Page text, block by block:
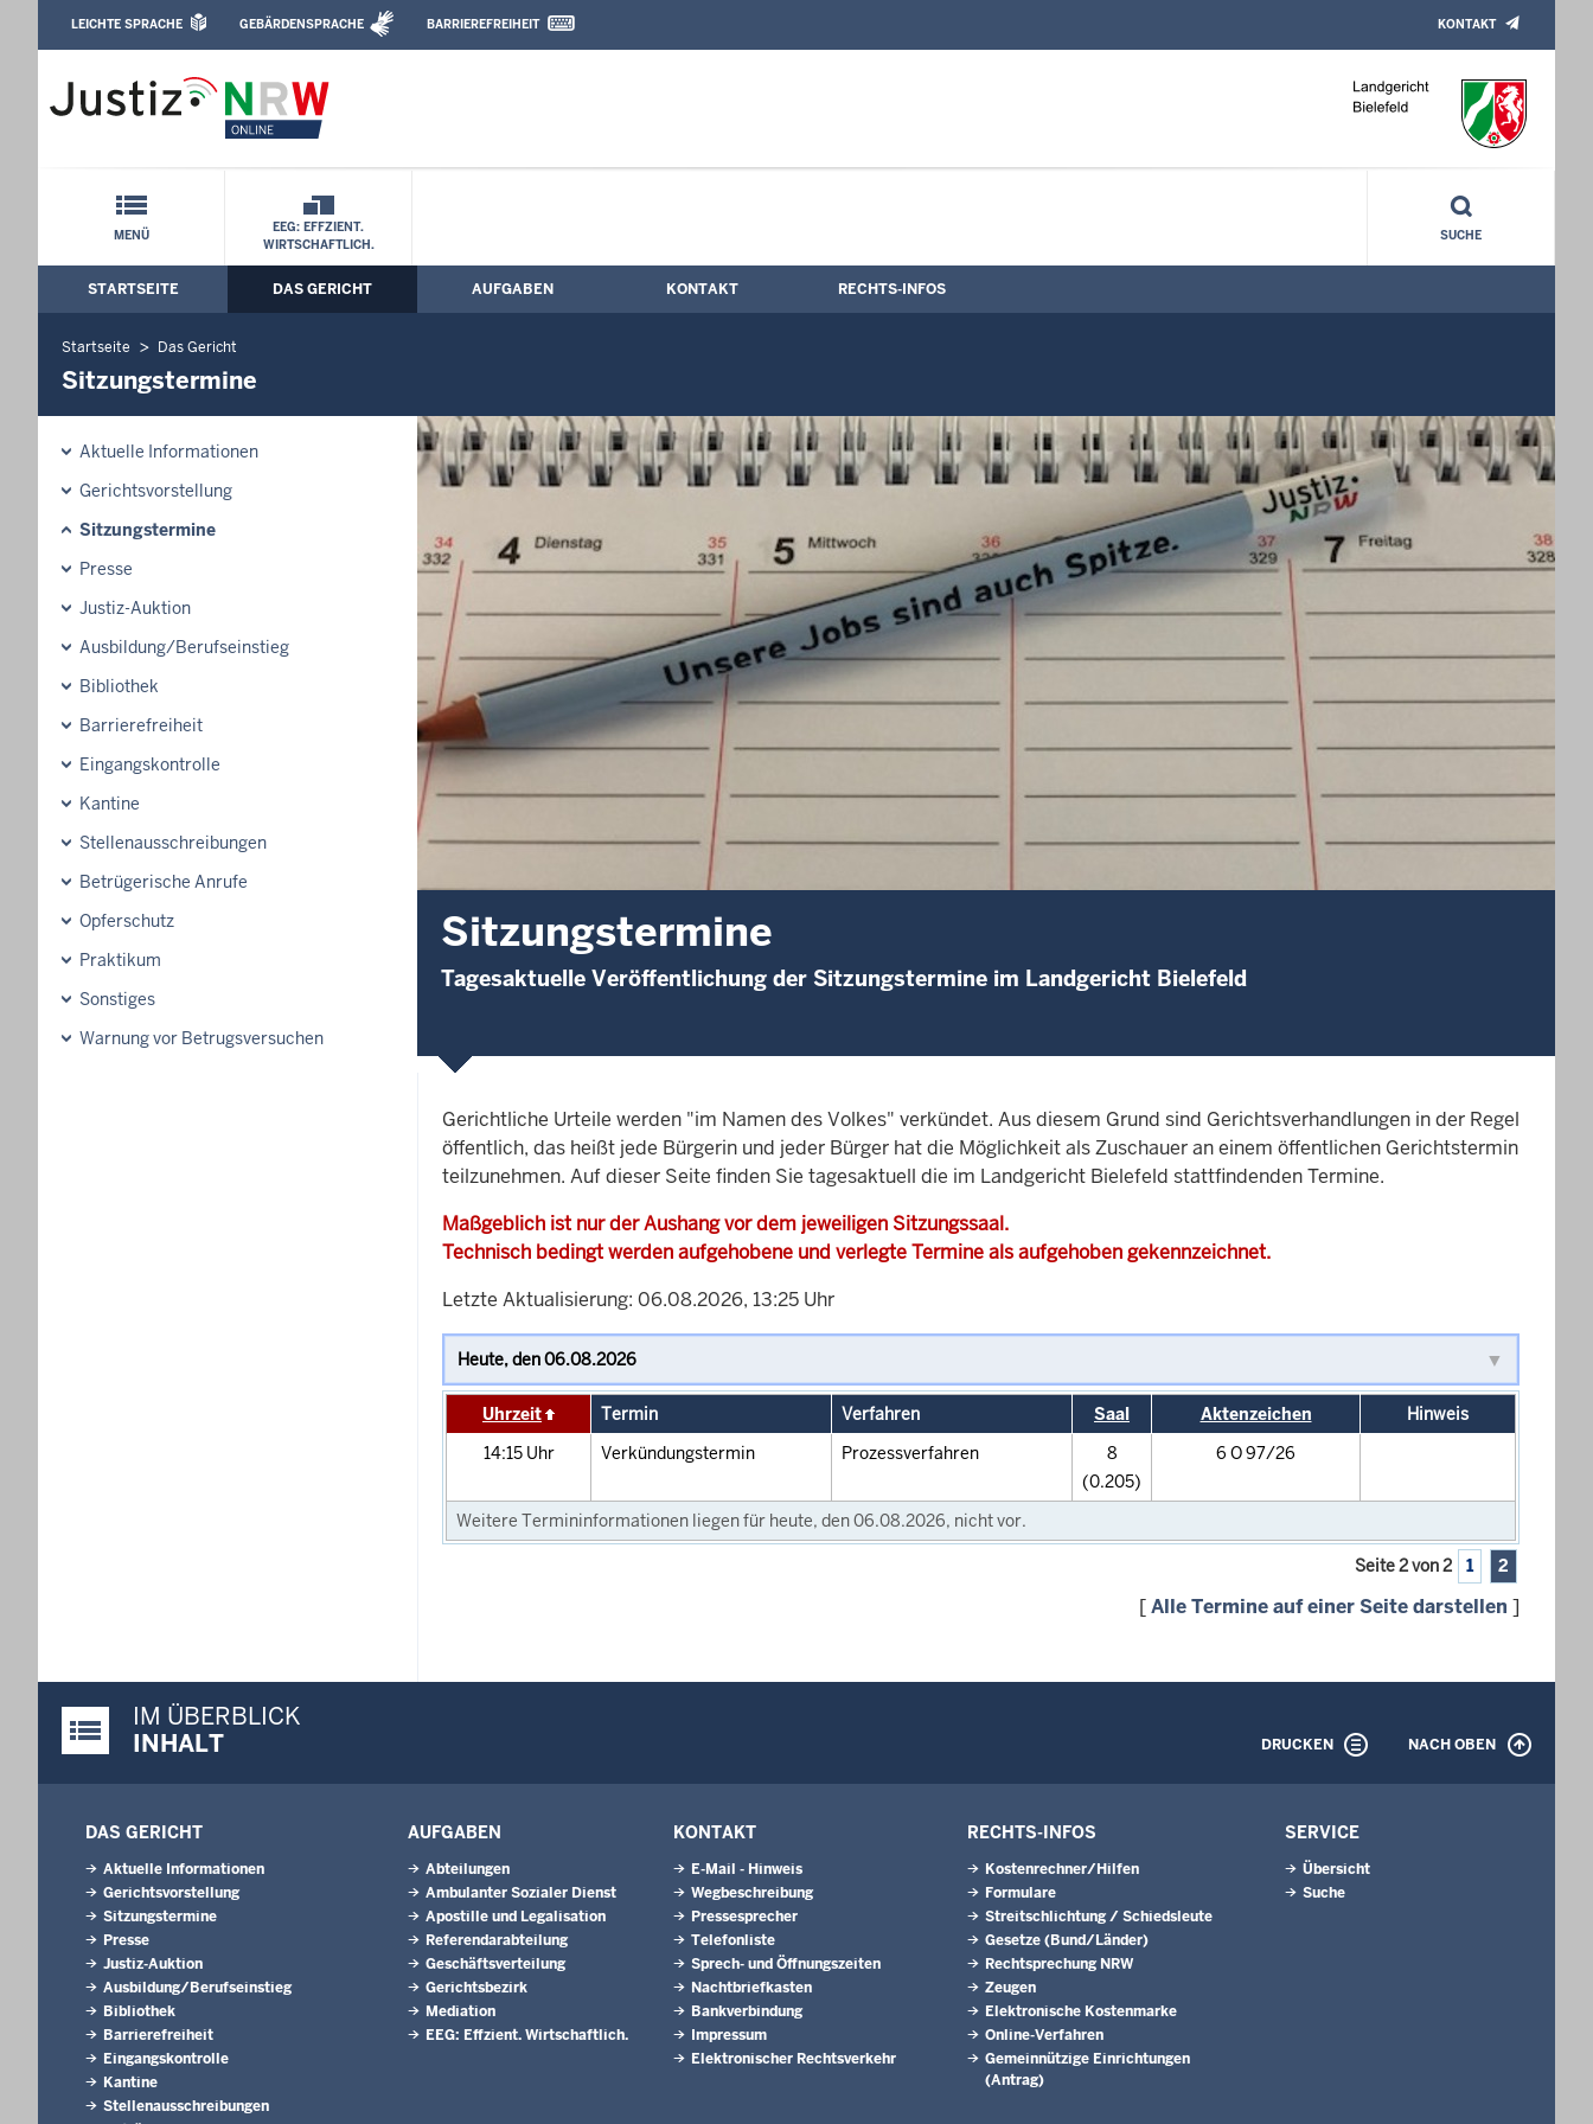
Landgericht Bielefeld: Sitzungstermine
Leichte Sprache, Gebärdensprachenvideo und Kontaktformular
LEICHTE SPRACHE GEBÄRDENSPRACHE BARRIEREFREIHEIT KONTAKT
Schnellnavigation mit Volltext-Suche
MENÜ
EEG: EFFZIENT.
WIRTSCHAFTLICH.
SUCHE
Hauptmenü: Hauptnavigation
STARTSEITE DAS GERICHT AUFGABEN KONTAKT RECHTS-INFOS
Startseite Das Gericht
Sitzungstermine
Aktuelle Informationen
Gerichtsvorstellung
Sitzungstermine
Presse
Justiz-Auktion
Ausbildung/Berufseinstieg
Bibliothek
Barrierefreiheit
Eingangskontrolle
Kantine
Stellenausschreibungen
Betrügerische Anrufe
Opferschutz
Praktikum
Sonstiges
Warnung vor Betrugsversuchen
Sitzungstermine
Tagesaktuelle Veröffentlichung der Sitzungstermine im Landgericht Bielefeld
Gerichtliche Urteile werden "im Namen des Volkes" verkündet. Aus diesem Grund sind Gerichtsverhandlungen in der Regel
öffentlich, das heißt jede Bürgerin und jeder Bürger hat die Möglichkeit als Zuschauer an einem öffentlichen Gerichtstermin
teilzunehmen. Auf dieser Seite finden Sie tagesaktuell die im Landgericht Bielefeld stattfindenden Termine.
Maßgeblich ist nur der Aushang vor dem jeweiligen Sitzungssaal.
Technisch bedingt werden aufgehobene und verlegte Termine als aufgehoben gekennzeichnet.
Letzte Aktualisierung: 06.08.2026, 13:25 Uhr
Uhrzeit Termin Verfahren Saal Aktenzeichen
Hinweis
14:15 Uhr Verkündungstermin Prozessverfahren
8
(0.205)
6 O 97/26
Weitere Termininformationen liegen für heute, den 06.08.2026, nicht vor.
Seite 2 von 2 1 2
[Alle Termine auf einer Seite darstellen ]
Justiz-Portal im Überblick:
IM ÜBERBLICK
INHALT
DRUCKEN NACH OBEN
DAS GERICHT
Aktuelle Informationen
Gerichtsvorstellung
Sitzungstermine
Presse
Justiz-Auktion
Ausbildung/Berufseinstieg
Bibliothek
Barrierefreiheit
Eingangskontrolle
Kantine
Stellenausschreibungen
AUFGABEN
Abteilungen
Ambulanter Sozialer Dienst
Apostille und Legalisation
Referendarabteilung
Geschäftsverteilung
Gerichtsbezirk
Mediation
EEG: Effzient. Wirtschaftlich.
KONTAKT
E-Mail - Hinweis
Wegbeschreibung
Pressesprecher
Telefonliste
Sprech- und Öffnungszeiten
Nachtbriefkasten
Bankverbindung
Impressum
Elektronischer Rechtsverkehr
RECHTS-INFOS
Kostenrechner/Hilfen
Formulare
Streitschlichtung / Schiedsleute
Gesetze (Bund/Länder)
Rechtsprechung NRW
Zeugen
Elektronische Kostenmarke
Online-Verfahren
Gemeinnützige Einrichtungen
(Antrag)
SERVICE
Übersicht
Suche